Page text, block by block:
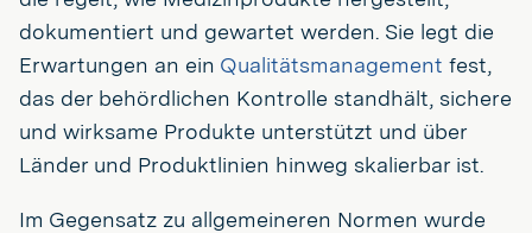
dokumentiert und gewartet werden. Sie legt die
Erwartungen an ein Qualitätsmanagement fest,
das der behördlichen Kontrolle standhält, sichere
und wirksame Produkte unterstützt und über
Länder und Produktlinien hinweg skalierbar ist.
Im Gegensatz zu allgemeineren Normen wurde